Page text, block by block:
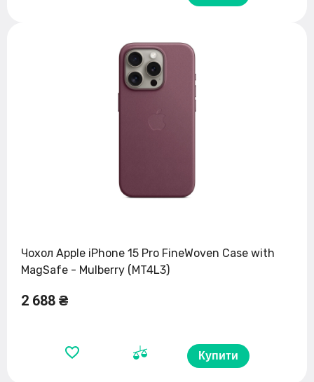
Чохол Apple iPhone 15 Pro FineWoven Case with
MagSafe - Mulberry (MT4L3)
2 688 ₴
Купити